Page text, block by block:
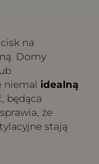
na
Domy
niemal idealną
będąca
że
stają